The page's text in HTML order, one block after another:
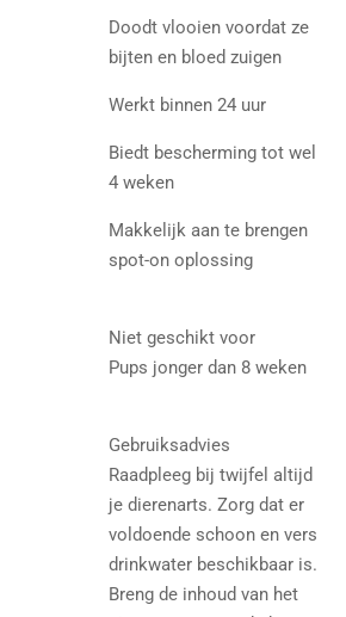
Doodt vlooien voordat ze
bijten en bloed zuigen
Werkt binnen 24 uur
Biedt bescherming tot wel
4 weken
Makkelijk aan te brengen
spot-on oplossing
Niet geschikt voor
Pups jonger dan 8 weken
Gebruiksadvies
Raadpleeg bij twijfel altijd
je dierenarts. Zorg dat er
voldoende schoon en vers
drinkwater beschikbaar is.
Breng de inhoud van het